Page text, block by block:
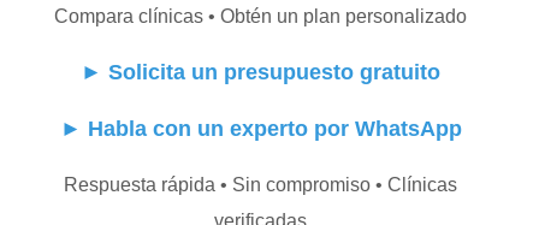
Compara clínicas • Obtén un plan personalizado
► Solicita un presupuesto gratuito
► Habla con un experto por WhatsApp
Respuesta rápida • Sin compromiso • Clínicas
verificadas